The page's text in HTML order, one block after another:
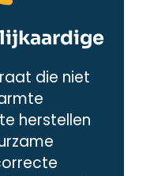
die niet
herstellen